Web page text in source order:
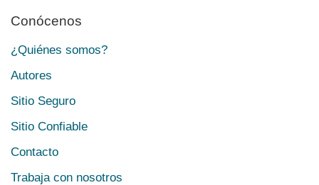
Conócenos
¿Quiénes somos?
Autores
Sitio Seguro
Sitio Confiable
Contacto
Trabaja con nosotros